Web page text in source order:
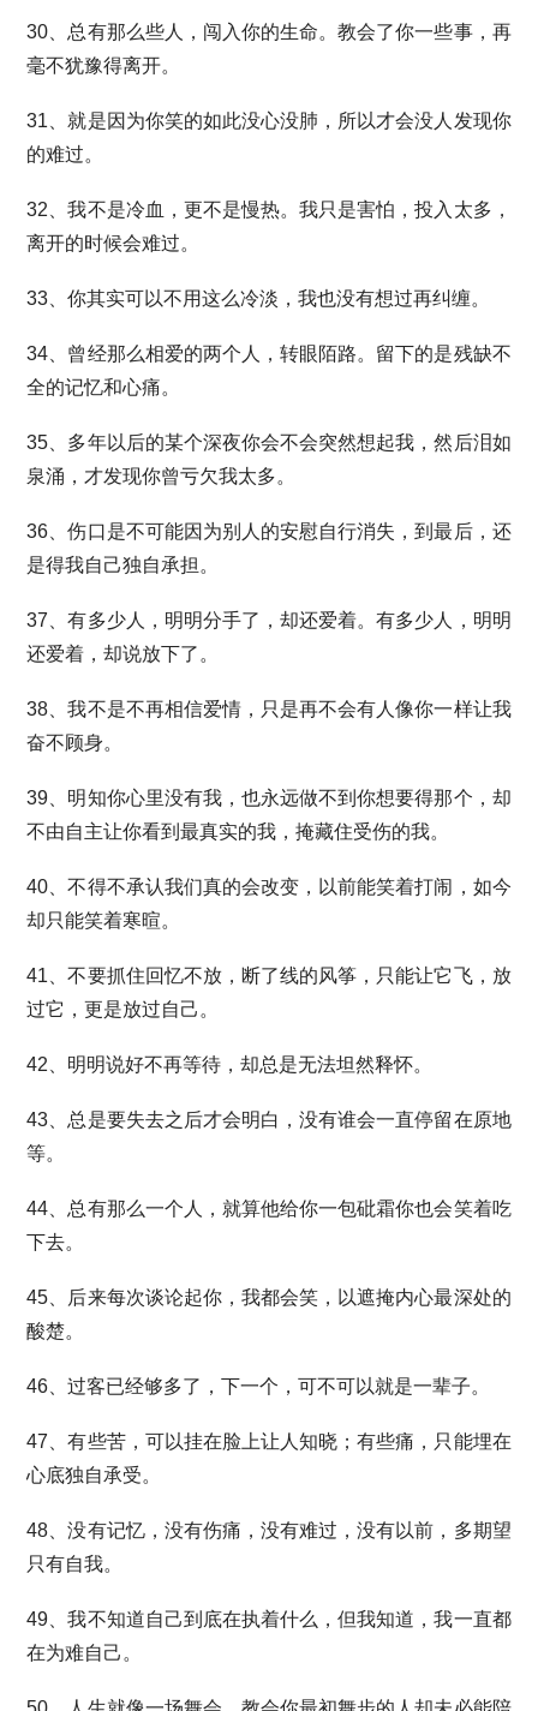
30、总有那么些人，闯入你的生命。教会了你一些事，再
毫不犹豫得离开。
31、就是因为你笑的如此没心没肺，所以才会没人发现你
的难过。
32、我不是冷血，更不是慢热。我只是害怕，投入太多，
离开的时候会难过。
33、你其实可以不用这么冷淡，我也没有想过再纠缠。
34、曾经那么相爱的两个人，转眼陌路。留下的是残缺不
全的记忆和心痛。
35、多年以后的某个深夜你会不会突然想起我，然后泪如
泉涌，才发现你曾亏欠我太多。
36、伤口是不可能因为别人的安慰自行消失，到最后，还
是得我自己独自承担。
37、有多少人，明明分手了，却还爱着。有多少人，明明
还爱着，却说放下了。
38、我不是不再相信爱情，只是再不会有人像你一样让我
奋不顾身。
39、明知你心里没有我，也永远做不到你想要得那个，却
不由自主让你看到最真实的我，掩藏住受伤的我。
40、不得不承认我们真的会改变，以前能笑着打闹，如今
却只能笑着寒暄。
41、不要抓住回忆不放，断了线的风筝，只能让它飞，放
过它，更是放过自己。
42、明明说好不再等待，却总是无法坦然释怀。
43、总是要失去之后才会明白，没有谁会一直停留在原地
等。
44、总有那么一个人，就算他给你一包砒霜你也会笑着吃
下去。
45、后来每次谈论起你，我都会笑，以遮掩内心最深处的
酸楚。
46、过客已经够多了，下一个，可不可以就是一辈子。
47、有些苦，可以挂在脸上让人知晓；有些痛，只能埋在
心底独自承受。
48、没有记忆，没有伤痛，没有难过，没有以前，多期望
只有自我。
49、我不知道自己到底在执着什么，但我知道，我一直都
在为难自己。